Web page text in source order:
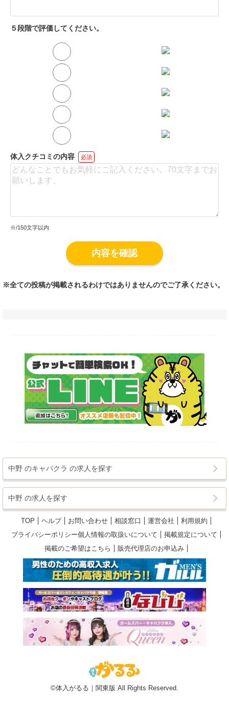
５段階で評価してください。
体入クチコミの内容 必須
※/150文字以内
内容を確認
※全ての投稿が掲載されるわけではありませんのでご了承ください。
中野 のキャバクラ の求人を探す
中野 の求人を探す
TOP ヘルプ お問い合わせ 相談窓口 運営会社
利用規約
プライバシーポリシー個人情報の取扱いについて
掲載規定について
掲載のご希望はこちら
販売代理店のお申込み
©体入がるる｜関東版 All Rights Reserved.